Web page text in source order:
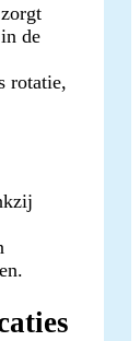
zorgt
de
rotatie,